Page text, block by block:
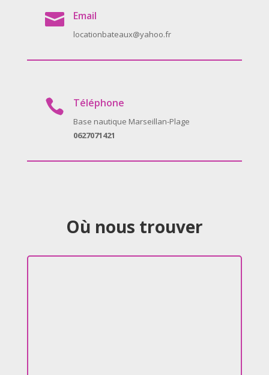
 Email
locationbateaux@yahoo.fr
 Téléphone
Base nautique Marseillan-Plage
0627071421
Où nous trouver